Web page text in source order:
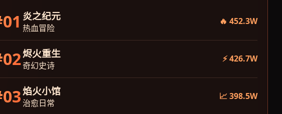
炎之纪元
热血冒险
🔥 452.3W
烬火重生
奇幻史诗
⚡ 426.7W
焰火小馆
治愈日常
📈 398.5W